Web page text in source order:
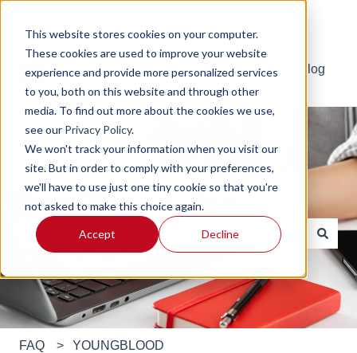
This website stores cookies on your computer.
These cookies are used to improve your website
experience and provide more personalized services
to you, both on this website and through other
media. To find out more about the cookies we use,
see our Privacy Policy.
We won't track your information when you visit our
site. But in order to comply with your preferences,
we'll have to use just one tiny cookie so that you're
not asked to make this choice again.
Accept Decline
Default HubSpot Blog
Usein kysytyt kysymykset
Ehdotuksia ei ole, koska hakukenttä on tyhjä.
FAQ YOUNGBLOOD